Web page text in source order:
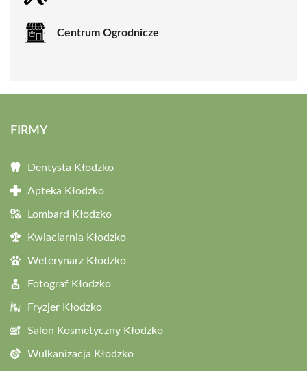
Centrum Ogrodnicze
FIRMY
Dentysta Kłodzko
Apteka Kłodzko
Lombard Kłodzko
Kwiaciarnia Kłodzko
Weterynarz Kłodzko
Fotograf Kłodzko
Fryzjer Kłodzko
Salon Kosmetyczny Kłodzko
Wulkanizacja Kłodzko